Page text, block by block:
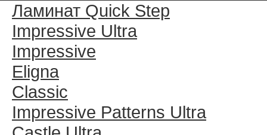
Ламинат Quick Step
Impressive Ultra
Impressive
Eligna
Classic
Impressive Patterns Ultra